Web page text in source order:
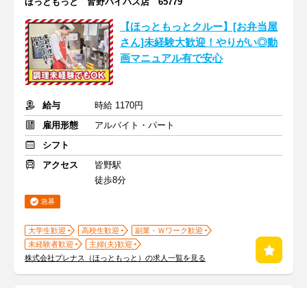
【ほっともっとクルー】[お弁当屋
さん]未経験大歓迎！やりがい◎動
画マニュアル有で安心
給与
時給 1170円
雇用形態
アルバイト・パート
シフト
アクセス
皆野駅
徒歩8分
急募
大学生歓迎 高校生歓迎
副業・Ｗワーク歓迎
未経験者歓迎
主婦(夫)歓迎
株式会社プレナス（ほっともっと）の求人一覧を見る